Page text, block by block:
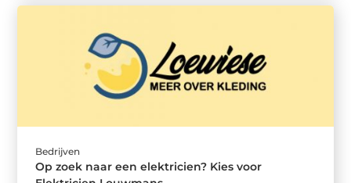
Bedrijven
Op zoek naar een elektricien? Kies voor